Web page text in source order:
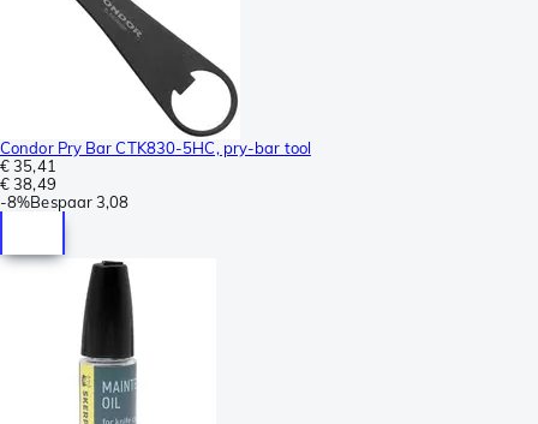
Condor Pry Bar CTK830-5HC, pry-bar tool
€ 35,41
€ 38,49
-8%Bespaar3,08